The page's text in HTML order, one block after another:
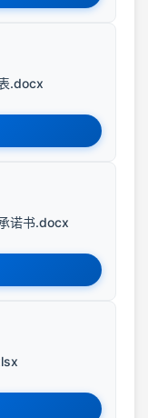
.docx
诺书.docx